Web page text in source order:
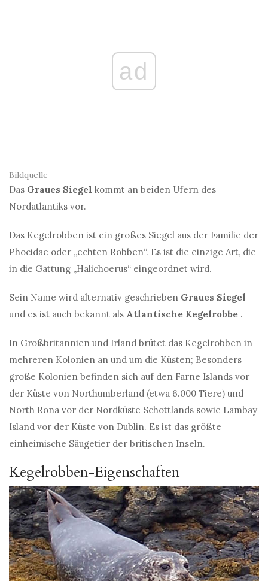
ad
Bildquelle
Das Graues Siegel kommt an beiden Ufern des
Nordatlantiks vor.
Das Kegelrobben ist ein großes Siegel aus der Familie der
Phocidae oder „echten Robben“. Es ist die einzige Art, die
in die Gattung „Halichoerus“ eingeordnet wird.
Sein Name wird alternativ geschrieben Graues Siegel
und es ist auch bekannt als Atlantische Kegelrobbe .
In Großbritannien und Irland brütet das Kegelrobben in
mehreren Kolonien an und um die Küsten; Besonders
große Kolonien befinden sich auf den Farne Islands vor
der Küste von Northumberland (etwa 6.000 Tiere) und
North Rona vor der Nordküste Schottlands sowie Lambay
Island vor der Küste von Dublin. Es ist das größte
einheimische Säugetier der britischen Inseln.
Kegelrobben-Eigenschaften